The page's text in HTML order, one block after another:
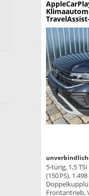
5-türig, 1,5 TSI
(150 PS),
Frontantrieb,